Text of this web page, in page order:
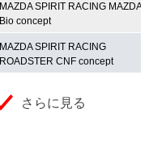
MAZDA SPIRIT RACING MAZDA3
Bio concept
MAZDA SPIRIT RACING
ROADSTER CNF concept
さらに見る